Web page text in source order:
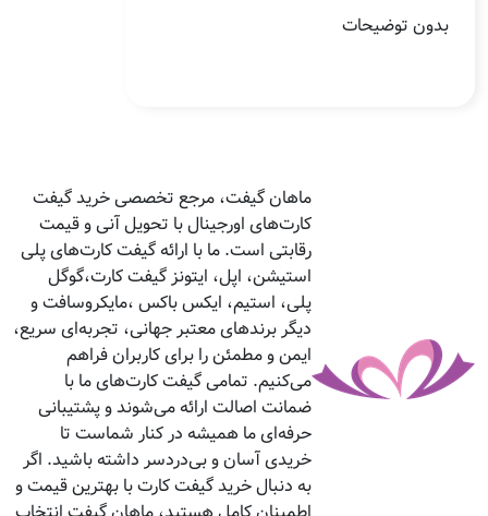
بدون توضیحات
ماهان گیفت، مرجع تخصصی خرید گیفت
کارت‌های اورجینال با تحویل آنی و قیمت
رقابتی است. ما با ارائه گیفت کارت‌های پلی
استیشن، اپل، ایتونز گیفت کارت،گوگل
پلی، استیم، ایکس باکس ،مایکروسافت و
دیگر برندهای معتبر جهانی، تجربه‌ای سریع،
ایمن و مطمئن را برای کاربران فراهم
می‌کنیم. تمامی گیفت کارت‌های ما با
ضمانت اصالت ارائه می‌شوند و پشتیبانی
حرفه‌ای ما همیشه در کنار شماست تا
خریدی آسان و بی‌دردسر داشته باشید. اگر
به دنبال خرید گیفت کارت با بهترین قیمت و